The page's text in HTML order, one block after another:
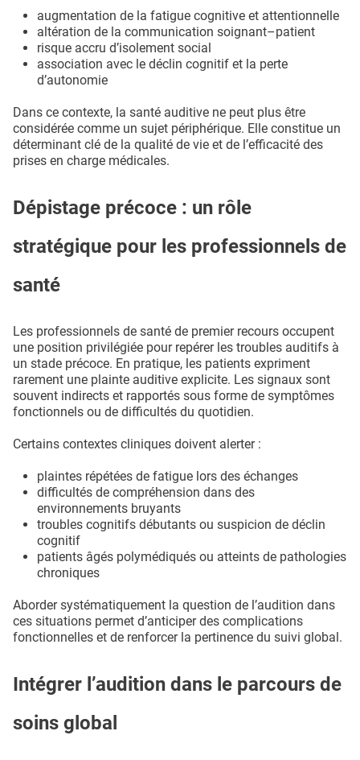
augmentation de la fatigue cognitive et attentionnelle
altération de la communication soignant–patient
risque accru d’isolement social
association avec le déclin cognitif et la perte
d’autonomie
Dans ce contexte, la santé auditive ne peut plus être
considérée comme un sujet périphérique. Elle constitue un
déterminant clé de la qualité de vie et de l’efficacité des
prises en charge médicales.
Dépistage précoce : un rôle
stratégique pour les professionnels de
santé
Les professionnels de santé de premier recours occupent
une position privilégiée pour repérer les troubles auditifs à
un stade précoce. En pratique, les patients expriment
rarement une plainte auditive explicite. Les signaux sont
souvent indirects et rapportés sous forme de symptômes
fonctionnels ou de difficultés du quotidien.
Certains contextes cliniques doivent alerter :
plaintes répétées de fatigue lors des échanges
difficultés de compréhension dans des
environnements bruyants
troubles cognitifs débutants ou suspicion de déclin
cognitif
patients âgés polymédiqués ou atteints de pathologies
chroniques
Aborder systématiquement la question de l’audition dans
ces situations permet d’anticiper des complications
fonctionnelles et de renforcer la pertinence du suivi global.
Intégrer l’audition dans le parcours de
soins global